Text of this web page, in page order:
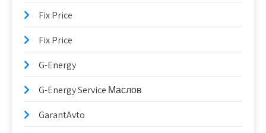
Fix Price
Fix Price
G-Energy
G-Energy Service Маслов
GarantAvto